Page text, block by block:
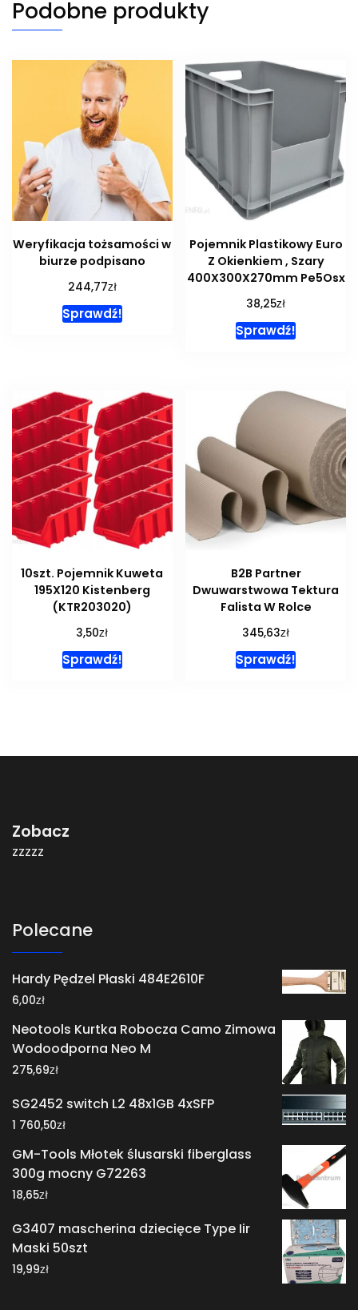
Podobne produkty
Weryfikacja tożsamości w
biurze podpisano
244,77zł
Sprawdź!
Pojemnik Plastikowy Euro
Z Okienkiem , Szary
400X300X270mm Pe5Osx
38,25zł
Sprawdź!
10szt. Pojemnik Kuweta
195X120 Kistenberg
(KTR203020)
3,50zł
Sprawdź!
B2B Partner
Dwuwarstwowa Tektura
Falista W Rolce
345,63zł
Sprawdź!
Zobacz
zzzzz
Polecane
Hardy Pędzel Płaski 484E2610F
6,00zł
Neotools Kurtka Robocza Camo Zimowa
Wodoodporna Neo M
275,69zł
SG2452 switch L2 48x1GB 4xSFP
1 760,50zł
GM-Tools Młotek ślusarski fiberglass
300g mocny G72263
18,65zł
G3407 mascherina dziecięce Type Iir
Maski 50szt
19,99zł